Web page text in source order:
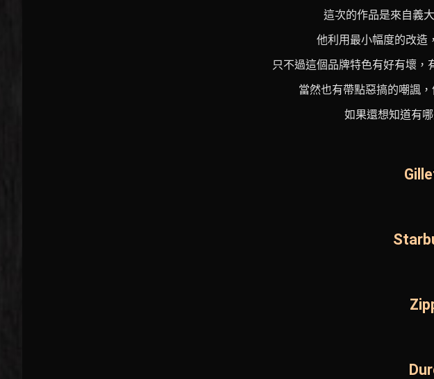
這次的作品是來自義
他利用最小幅度的改造
只不過這個品牌特色有好有壞，
當然也有帶點惡搞的嘲諷
如果還想知道有